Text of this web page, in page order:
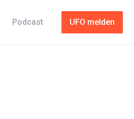
UFO melden
Podcast